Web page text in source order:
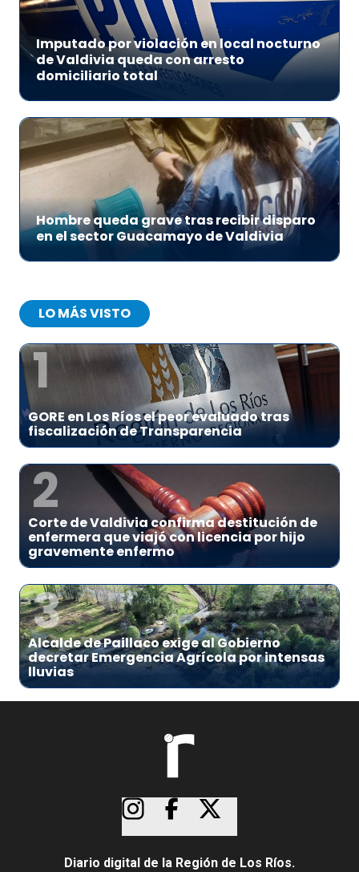
Imputado por violación en local nocturno
de Valdivia queda con arresto
domiciliario total
Hombre queda grave tras recibir disparo
en el sector Guacamayo de Valdivia
LO MÁS VISTO
1
GORE en Los Ríos el peor evaluado tras
fiscalización de Transparencia
2
Corte de Valdivia confirma destitución de
enfermera que viajó con licencia por hijo
gravemente enfermo
3
Alcalde de Paillaco exige al Gobierno
decretar Emergencia Agrícola por intensas
lluvias
Diario digital de la Región de Los Ríos.